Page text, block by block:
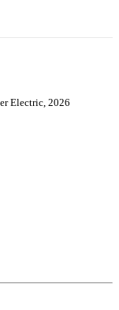
Electric, 2026